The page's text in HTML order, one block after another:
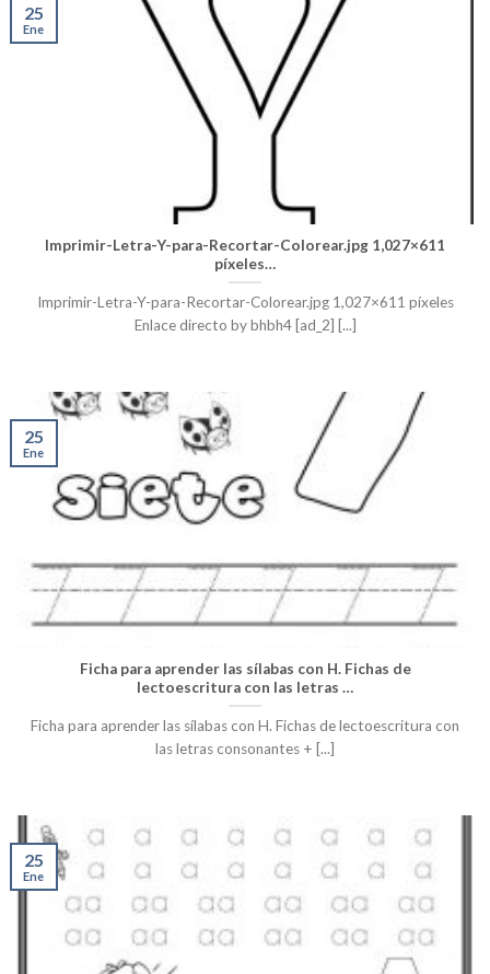
Imprimir-Letra-Y-para-Recortar-Colorear.jpg 1,027×611
píxeles…
Imprimir-Letra-Y-para-Recortar-Colorear.jpg 1,027×611 píxeles
Enlace directo by bhbh4 [ad_2] [...]
25
Ene
Ficha para aprender las sílabas con H. Fichas de
lectoescritura con las letras …
Ficha para aprender las sílabas con H. Fichas de lectoescritura con
las letras consonantes + [...]
25
Ene
25
Ene